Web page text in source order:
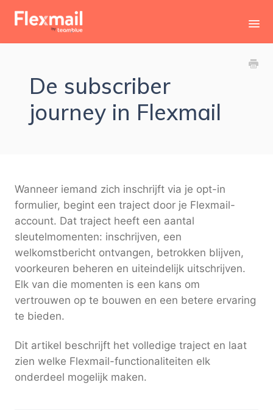
De subscriber
journey in Flexmail
Wanneer iemand zich inschrijft via je opt-in
formulier, begint een traject door je Flexmail-
account. Dat traject heeft een aantal
sleutelmomenten: inschrijven, een
welkomstbericht ontvangen, betrokken blijven,
voorkeuren beheren en uiteindelijk uitschrijven.
Elk van die momenten is een kans om
vertrouwen op te bouwen en een betere ervaring
te bieden.
Dit artikel beschrijft het volledige traject en laat
zien welke Flexmail-functionaliteiten elk
onderdeel mogelijk maken.